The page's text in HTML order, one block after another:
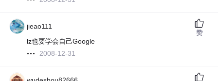
jieao111
lz也要学会自己Google
2008-12-31
赞